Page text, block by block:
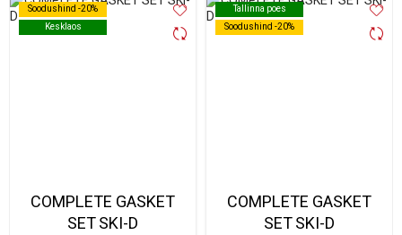
Soodushind -20%
Kesklaos
Soodushind -20%
Kesklaos
COMPLETE GASKET
SET SKI-D
Tallinna poes
Soodushind -20%
Tallinna poes
Soodushind -20%
COMPLETE GASKET
SET SKI-D